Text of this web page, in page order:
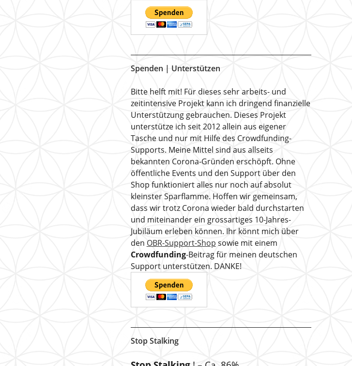
Spenden | Unterstützen
Bitte helft mit! Für dieses sehr arbeits- und
zeitintensive Projekt kann ich dringend finanzielle
Unterstützung gebrauchen. Dieses Projekt
unterstütze ich seit 2012 allein aus eigener
Tasche und nur mit Hilfe des Crowdfunding-
Supports. Meine Mittel sind aus allseits
bekannten Corona-Gründen erschöpft. Ohne
öffentliche Events und den Support über den
Shop funktioniert alles nur noch auf absolut
kleinster Sparflamme. Hoffen wir gemeinsam,
dass wir trotz Corona wieder bald durchstarten
und miteinander ein grossartiges 10-Jahres-
Jubiläum erleben können. Ihr könnt mich über
den OBR-Support-Shop sowie mit einem
Crowdfunding-Beitrag für meinen deutschen
Support unterstützen. DANKE!
Stop Stalking